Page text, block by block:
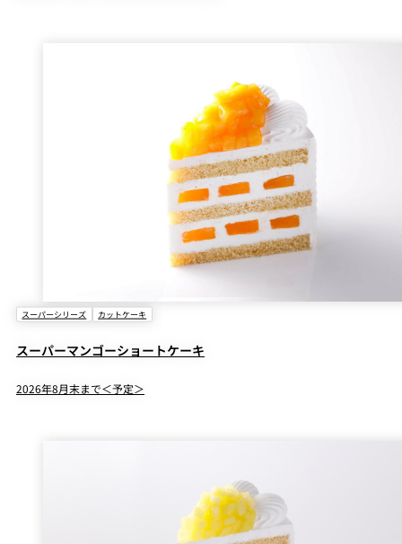
スーパーシリーズ カットケーキ
スーパーマンゴーショートケーキ
2026年8月末まで＜予定＞